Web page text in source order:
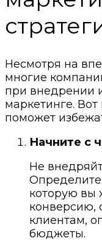
Несмотря на
многие
при внедрении
маркетинге.
поможет
Начните с
Не
которую вы
конверсию,
клиентам,
бюджеты.